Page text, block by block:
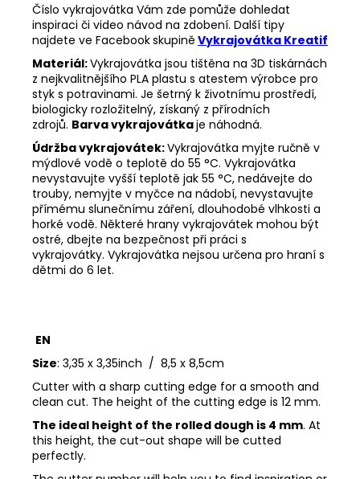
Číslo vykrajovátka Vám zde pomůže dohledat
inspiraci či video návod na zdobení. Další tipy
najdete ve Facebookskupině Vykrajovátka Kreatif
Materiál:Vykrajovátka jsou tištěna na 3D tiskárnách
z nejkvalitnějšího PLA plastu s atestem výrobce pro
styk s potravinami. Je šetrný k životnímu prostředí,
biologicky rozložitelný, získaný z přírodních
zdrojů. Barva vykrajovátkaje náhodná.
Údržba vykrajovátek:Vykrajovátka myjte ručně v
mýdlové vodě o teplotě do 55 °C. Vykrajovátka
nevystavujte vyšší teplotě jak 55 °C, nedávejte do
trouby, nemyjte v myčce na nádobí, nevystavujte
přímému slunečnímu záření, dlouhodobé vlhkosti a
horké vodě. Některé hrany vykrajovátek mohou být
ostré, dbejte na bezpečnost při práci s
vykrajovátky. Vykrajovátka nejsou určena pro hraní s
dětmi do 6 let.
EN
Size: 3,35 x 3,35inch / 8,5 x 8,5cm
Cutter with a sharp cutting edge for a smooth and
clean cut. The height of the cutting edge is 12 mm.
The ideal height of the rolled dough is 4 mm. At
this height, the cut-out shape will be cutted
perfectly.